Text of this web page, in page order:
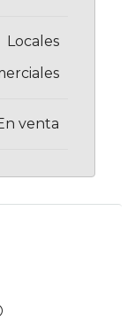
Locales
venta